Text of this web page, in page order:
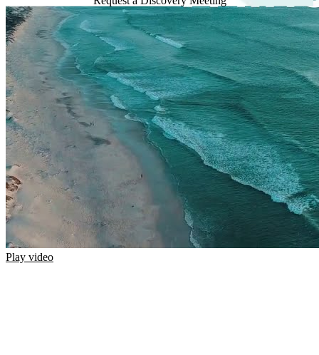
Play video
© 2026 eVisit. All Rights Reserved.